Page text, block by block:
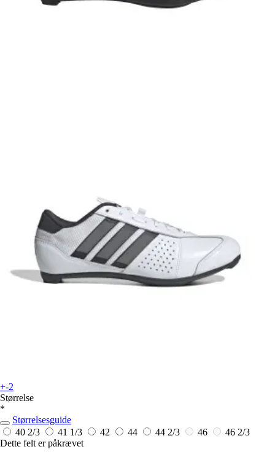
+-2
Størrelse
*
Størrelsesguide
40 2/3
41 1/3 42 44 44 2/3 46
46 2/3
Dette felt er påkrævet